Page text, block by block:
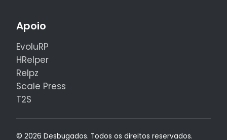
Apoio
EvoluRP
HRelper
Relpz
Scale Press
T2S
© 2026 Desbugados. Todos os direitos reservados.